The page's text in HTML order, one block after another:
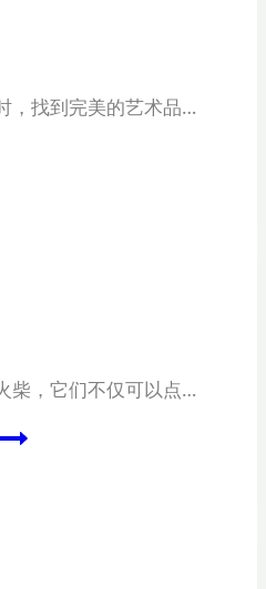
，找到完美的艺术品…
柴，它们不仅可以点…